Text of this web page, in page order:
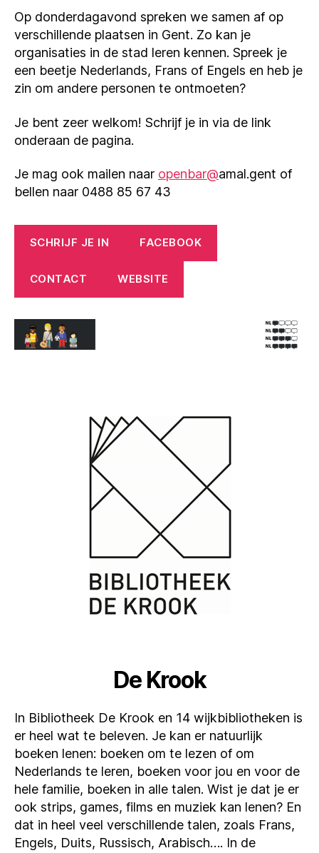
Op donderdagavond spreken we samen af op
verschillende plaatsen in Gent. Zo kan je
organisaties in de stad leren kennen. Spreek je
een beetje Nederlands, Frans of Engels en heb je
zin om andere personen te ontmoeten?
Je bent zeer welkom! Schrijf je in via de link
onderaan de pagina.
Je mag ook mailen naar openbar@amal.gent of
bellen naar 0488 85 67 43
SCHRIJF JE IN FACEBOOK
CONTACT WEBSITE
De Krook
In Bibliotheek De Krook en 14 wijkbibliotheken is
er heel wat te beleven. Je kan er natuurlijk
boeken lenen: boeken om te lezen of om
Nederlands te leren, boeken voor jou en voor de
hele familie, boeken in alle talen. Wist je dat je er
ook strips, games, films en muziek kan lenen? En
dat in heel veel verschillende talen, zoals Frans,
Engels, Duits, Russisch, Arabisch…. In de